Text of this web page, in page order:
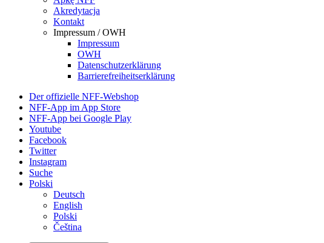
Akredytacja
Kontakt
Impressum / OWH
Impressum
OWH
Datenschutzerklärung
Barrierefreiheitserklärung
Der offizielle NFF-Webshop
NFF-App im App Store
NFF-App bei Google Play
Youtube
Facebook
Twitter
Instagram
Suche
Polski
Deutsch
English
Polski
Čeština